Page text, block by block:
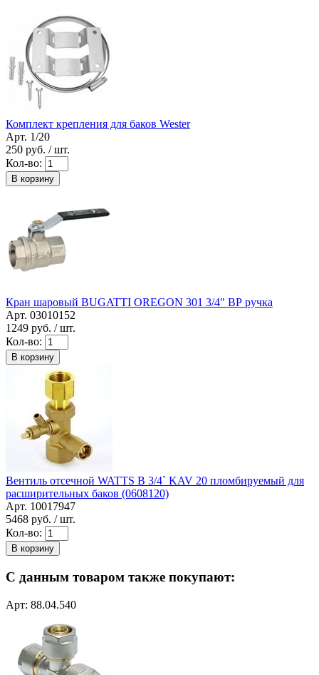
Комплект крепления для баков Wester
Арт. 1/20
250 руб. / шт.
Кол-во:
В корзину
Кран шаровый BUGATTI OREGON 301 3/4" ВР ручка
Арт. 03010152
1249 руб. / шт.
Кол-во:
В корзину
Вентиль отсечной WATTS В 3/4` KAV 20 пломбируемый для
расширительных баков (0608120)
Арт. 10017947
5468 руб. / шт.
Кол-во:
В корзину
С данным товаром также покупают:
Арт: 88.04.540